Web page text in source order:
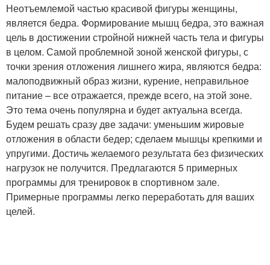
Неотъемлемой частью красивой фигуры женщины,
является бедра. Формирование мышц бедра, это важная
цель в достижении стройной нижней часть тела и фигуры
в целом. Самой проблемной зоной женской фигуры, с
точки зрения отложения лишнего жира, являются бедра:
малоподвижный образ жизни, курение, неправильное
питание – все отражается, прежде всего, на этой зоне.
Это тема очень популярна и будет актуальна всегда.
Будем решать сразу две задачи: уменьшим жировые
отложения в области бедер; сделаем мышцы крепкими и
упругими. Достичь желаемого результата без физических
нагрузок не получится. Предлагаются 5 примерных
программы для тренировок в спортивном зале.
Примерные программы легко переработать для ваших
целей.